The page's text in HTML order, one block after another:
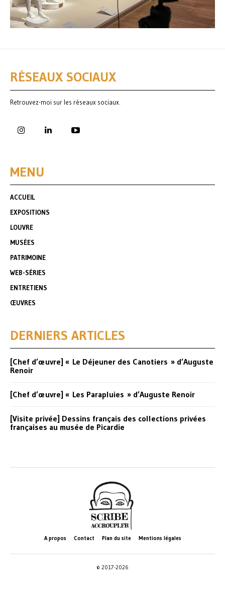
RÉSEAUX SOCIAUX
Retrouvez-moi sur les réseaux sociaux.
MENU
ACCUEIL
EXPOSITIONS
LOUVRE
MUSÉES
PATRIMOINE
WEB-SÉRIES
ENTRETIENS
ŒUVRES
DERNIERS ARTICLES
[Chef d’œuvre] « Le Déjeuner des Canotiers » d’Auguste
Renoir
[Chef d’œuvre] « Les Parapluies » d’Auguste Renoir
[Visite privée] Dessins français des collections privées
françaises au musée de Picardie
A propos Contact Plan du site Mentions légales
© 2017-2026